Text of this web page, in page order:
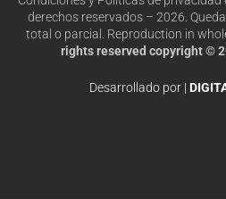
derechos reservados – 2026.
total o parcial. Reproduction in
rights reserved copyright ©
Desarrollado por |